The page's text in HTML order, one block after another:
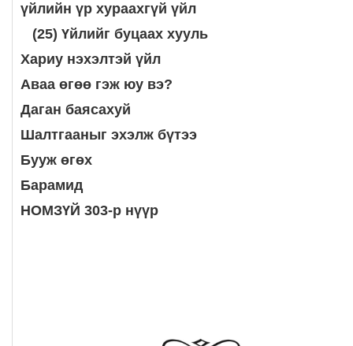
үйлийн үр хураахгүй үйл
(25) Үйлийг буцаах хууль
Хариу нэхэлтэй үйл
Аваа өгөө гэж юу вэ?
Даган баясахуй
Шалтгааныг эхэлж бүтээ
Бууж өгөх
Барамид
НОМЗҮЙ 303-р нүүр